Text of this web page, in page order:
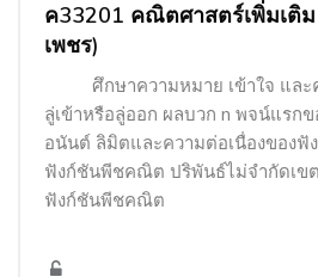
ค33201 คณิตศาสตร์เพิ่มเติ
เพชร)
ศึกษาความหมาย เข้าใจ และ
ลู่เข้าหรือลู่ออก ผลบวก n พจน์แรกข
อนันต์ ลิมิตและความต่อเนื่องของฟั
ฟังก์ชันพีชคณิต ปริพันธ์ไม่จำกัดเข
ฟังก์ชันพีชคณิต